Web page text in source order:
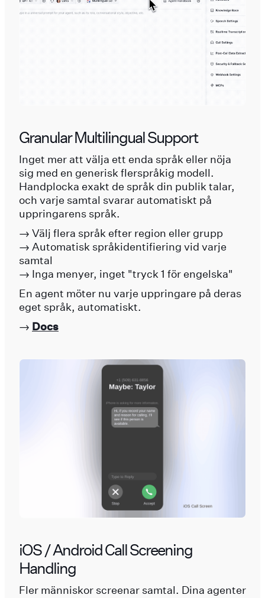
Granular Multilingual Support
Inget mer att välja ett enda språk eller nöja
sig med en generisk flerspråkig modell.
Handplocka exakt de språk din publik talar,
och varje samtal svarar automatiskt på
uppringarens språk.
→ Välj flera språk efter region eller grupp
→ Automatisk språkidentifiering vid varje
samtal
→ Inga menyer, inget "tryck 1 för engelska"
En agent möter nu varje uppringare på deras
eget språk, automatiskt.
→ Docs
iOS / Android Call Screening
Handling
Fler människor screenar samtal. Dina agenter